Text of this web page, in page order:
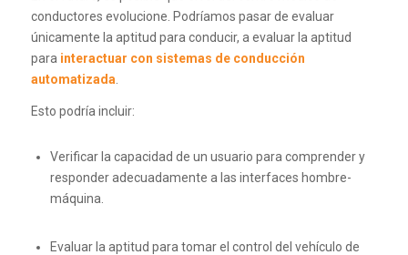
conductores evolucione. Podríamos pasar de evaluar
únicamente la aptitud para conducir, a evaluar la aptitud
para interactuar con sistemas de conducción
automatizada.
Esto podría incluir:
Verificar la capacidad de un usuario para comprender y
responder adecuadamente a las interfaces hombre-
máquina.
Evaluar la aptitud para tomar el control del vehículo de